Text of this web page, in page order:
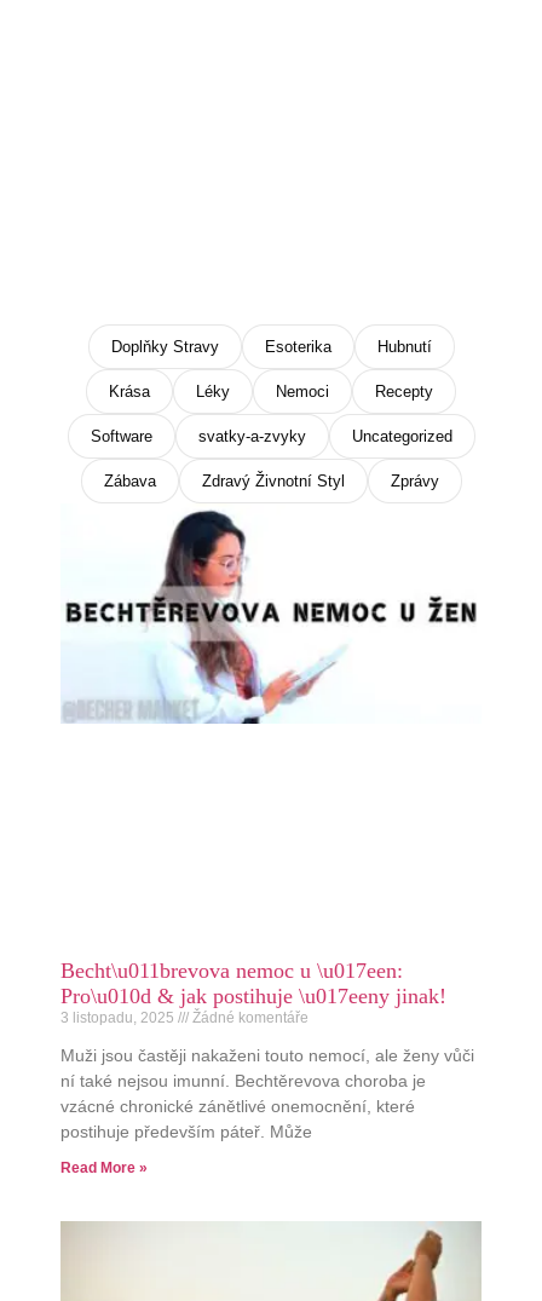
Doplňky Stravy Esoterika Hubnutí
Krása Léky Nemoci Recepty
Software svatky-a-zvyky Uncategorized
Zábava Zdravý Živnotní Styl Zprávy
Becht\u011brevova nemoc u \u017een:
Pro\u010d & jak postihuje \u017eeny jinak!
3 listopadu, 2025 Žádné komentáře
Muži jsou častěji nakaženi touto nemocí, ale ženy vůči
ní také nejsou imunní. Bechtěrevova choroba je
vzácné chronické zánětlivé onemocnění, které
postihuje především páteř. Může
Read More »